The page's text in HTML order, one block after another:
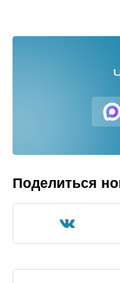
Поделиться